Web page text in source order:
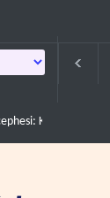
kritik görüşme..